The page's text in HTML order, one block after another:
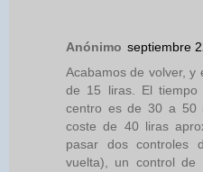
Anónimo septiembre
Acabamos de volver, y
de 15 liras. El
centro es de 30 a 50
coste de 40 liras
pasar dos controles
vuelta), un control de